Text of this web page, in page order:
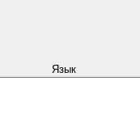
Язык